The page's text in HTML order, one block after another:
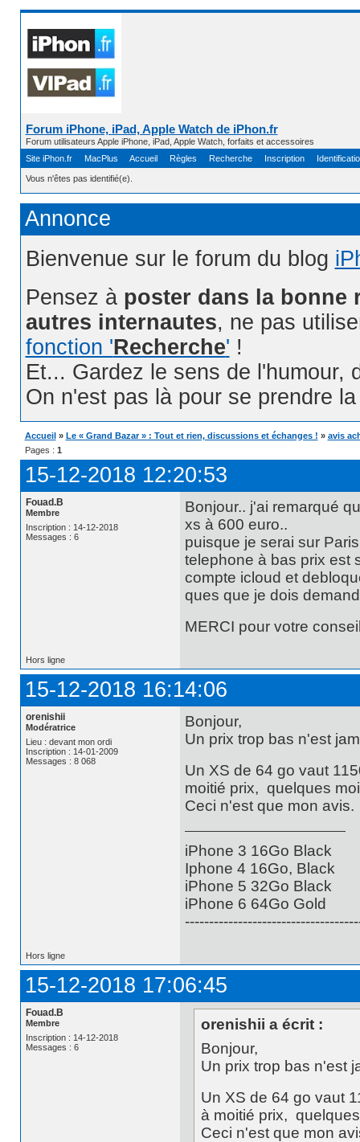
Forum iPhone, iPad, Apple Watch de iPhon.fr
Forum utilisateurs Apple iPhone, iPad, Apple Watch, forfaits et accessoires
Site iPhon.fr
MacPlus Accueil Règles Recherche Inscription
Vous n'êtes pas identifié(e).
Annonce
Bienvenue sur le forum du blog
Pensez à poster dans la bonne
autres internautes, ne pas
fonction 'Recherche' !
Et... Gardez le sens de l'humour,
On n'est pas là pour se prendre
Accueil » Le « Grand Bazar » : Tout et rien, discussions et échanges ! » avis
Pages : 1
15-12-2018 12:20:53
Fouad.B
Membre
Inscription : 14-12-2018
Messages : 6
Bonjour.. j'ai remarqué
xs à 600 euro..
puisque je serai sur
telephone à bas prix est
compte icloud et
ques que je dois
MERCI pour votre
Hors ligne
15-12-2018 16:14:06
orenishii
Modératrice
Lieu : devant mon ordi
Inscription : 14-01-2009
Messages : 8 068
Bonjour,
Un prix trop bas n'est
Un XS de 64 go vaut
moitié prix, quelques
Ceci n'est que mon avis.
iPhone 3 16Go Black
Iphone 4 16Go, Black
iPhone 5 32Go Black
iPhone 6 64Go Gold
Hors ligne
15-12-2018 17:06:45
Fouad.B
Membre
Inscription : 14-12-2018
Messages : 6
orenishii a écrit :
Bonjour,
Un prix trop bas n'est
Un XS de 64 go vaut
à moitié prix,
Ceci n'est que mon